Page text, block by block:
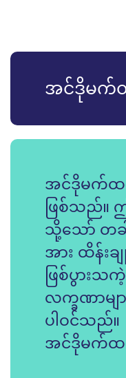
အင်ဒိုမက်
အင်ဒိုမက်ထ
ဖြစ်သည်။
သို့သော် တခ
အား ထိန်း
ဖြစ်ပွား
လက္ခဏာမျ
ပါဝင်သည်။
အင်ဒိုမက်ထ